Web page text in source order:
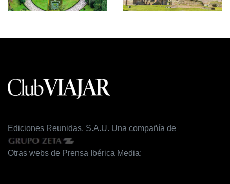
Ediciones Reunidas. S.A.U. Una compañía de
Otras webs de Prensa Ibérica Media: